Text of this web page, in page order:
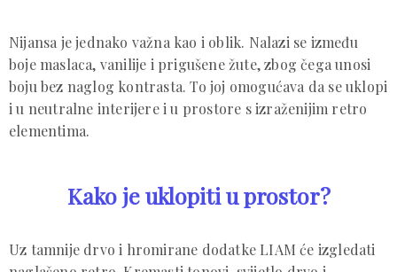
Nijansa je jednako važna kao i oblik. Nalazi se između
boje maslaca, vanilije i prigušene žute, zbog čega unosi
boju bez naglog kontrasta. To joj omogućava da se uklopi
i u neutralne interijere i u prostore s izraženijim retro
elementima.
Kako je uklopiti u prostor?
Uz tamnije drvo i hromirane dodatke LIAM će izgledati